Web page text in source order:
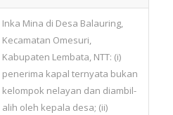
Inka Mina di Desa Balauring,
Kecamatan Omesuri,
Kabupaten Lembata, NTT: (i)
penerima kapal ternyata bukan
kelompok nelayan dan diambil-
alih oleh kepala desa; (ii)